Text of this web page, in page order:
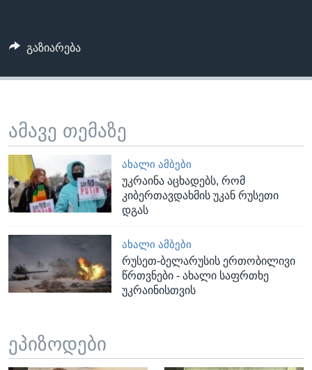
გაზიარება
ამავე თემაზე
ᲐᲮᲐᲚᲘ ᲐᲛᲑᲔᲑᲘ
უკრაინა აცხადებს, რომ
კიბერთავდახმის უკან რუსეთი
დგას
ᲐᲮᲐᲚᲘ ᲐᲛᲑᲔᲑᲘ
რუსეთ-ბელარუსის ერთობილივი
წრთვნები - ახალი საფრთხე
უკრაინისთვის
ეპიზოდები